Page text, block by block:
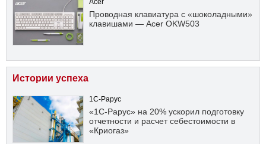
Acer
Проводная клавиатура с «шоколадными»
клавишами — Acer OKW503
Истории успеха
1С-Рарус
«1С-Рарус» на 20% ускорил подготовку
отчетности и расчет себестоимости в
«Криогаз»